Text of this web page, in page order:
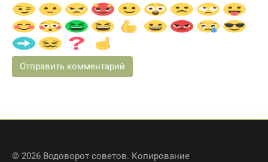
© 2026 Водоворот советов. Копирование